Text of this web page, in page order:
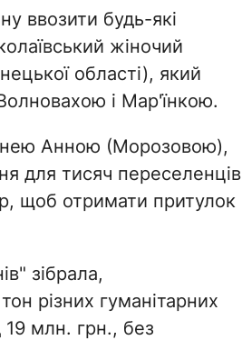
ввозити будь-які
жіночий
області), який
і Мар'їнкою.
Анною (Морозовою),
для тисяч переселенців
щоб отримати притулок
зібрала,
різних гуманітарних
19 млн. грн., без